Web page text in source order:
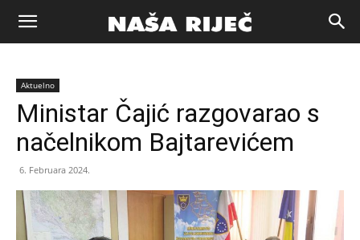
Naša
riječ
Aktuelno
Ministar Čajić razgovarao s
načelnikom Bajtarevićem
6. Februara 2024.